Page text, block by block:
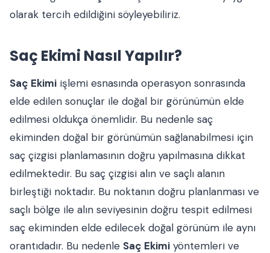
olarak tercih edildiğini söyleyebiliriz.
Saç Ekimi Nasıl Yapılır?
Saç Ekimi işlemi esnasında operasyon sonrasında
elde edilen sonuçlar ile doğal bir görünümün elde
edilmesi oldukça önemlidir. Bu nedenle saç
ekiminden doğal bir görünümün sağlanabilmesi için
saç çizgisi planlamasının doğru yapılmasına dikkat
edilmektedir. Bu saç çizgisi alın ve saçlı alanın
birleştiği noktadır. Bu noktanın doğru planlanması ve
saçlı bölge ile alın seviyesinin doğru tespit edilmesi
saç ekiminden elde edilecek doğal görünüm ile aynı
orantıdadır. Bu nedenle Saç Ekimi yöntemleri ve